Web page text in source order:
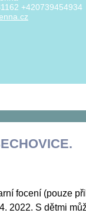
+420739454934
z
focení (pouze
2022. S dětmi